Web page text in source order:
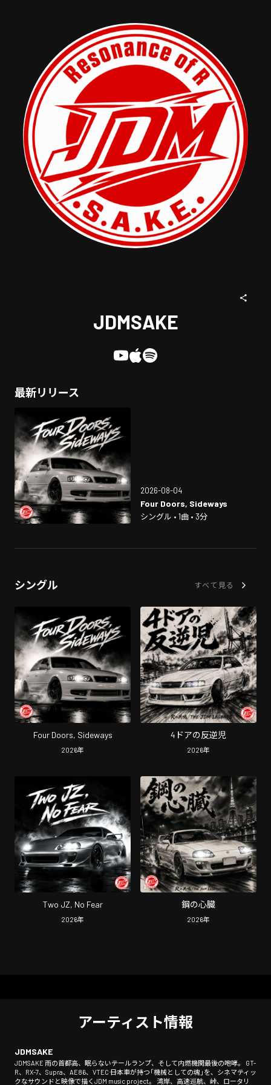
JDMSAKE
最新リリース
2026-08-04
Four Doors, Sideways
シングル • 1曲 • 3分
シングル すべて見る
Four Doors, Sideways
2026年
4ドアの反逆児
2026年
Two JZ, No Fear
2026年
鋼の心臓
2026年
アーティスト情報
JDMSAKE
JDMSAKE 雨の首都高、眠らないテールランプ、そして内燃機関最後の咆哮。 GT-
R、RX-7、Supra、AE86、VTEC―― 日本車が持つ「機械としての魂」を、シネマティッ
クなサウンドと映像で描くJDM music project。 湾岸、高速巡航、峠、ロータリ